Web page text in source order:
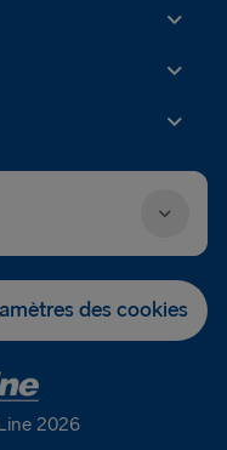
des cookies
2026